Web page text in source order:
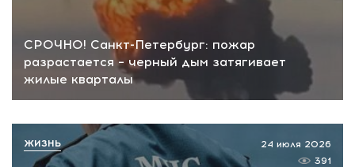
СРОЧНО! Санкт-Петербург: пожар
разрастается – черный дым затягивает
жилые кварталы
24 июля 2026
391
ЖИЗНЬ